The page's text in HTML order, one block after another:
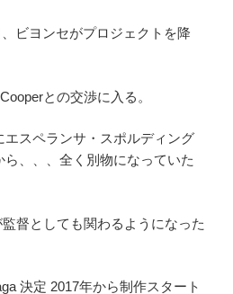
ビヨンセがプロジェクトを降
との交渉に入る。
エスペランサ・スポルディング
、、、全く別物になっていた
督としても関わるようになった
決定 2017年から制作スタート